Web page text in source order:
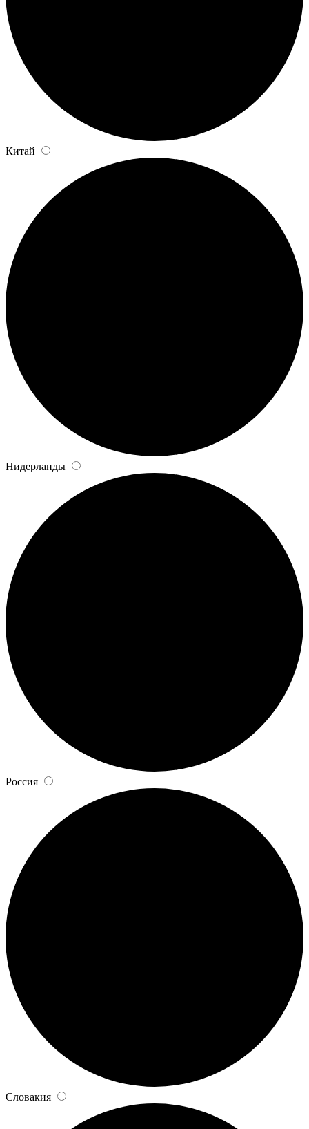
Китай
Нидерланды
Россия
Словакия